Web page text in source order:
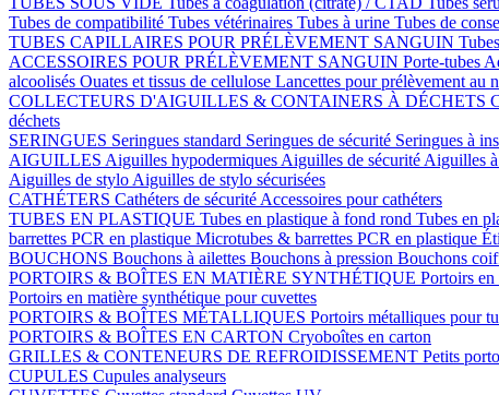
Tubes de compatibilité Tubes vétérinaires Tubes à urine Tubes de
TUBES CAPILLAIRES POUR PRÉLÈVEMENT SANGUIN
ACCESSOIRES POUR PRÉLÈVEMENT SANGUIN Porte-tubes
alcoolisés Ouates et tissus de cellulose Lancettes pour prélèvement au
COLLECTEURS D'AIGUILLES & CONTAINERS À DÉCHETS
déchets
SERINGUES Seringues standard Seringues de sécurité Seringues à
AIGUILLES Aiguilles hypodermiques Aiguilles de sécurité Aiguilles
Aiguilles de stylo Aiguilles de stylo sécurisées
CATHÉTERS Cathéters de sécurité Accessoires pour cathéters
TUBES EN PLASTIQUE Tubes en plastique à fond rond Tubes en
barrettes PCR en plastique Microtubes & barrettes PCR en plastique
BOUCHONS Bouchons à ailettes Bouchons à pression Bouchons
PORTOIRS & BOÎTES EN MATIÈRE SYNTHÉTIQUE Portoirs en
Portoirs en matière synthétique pour cuvettes
PORTOIRS & BOÎTES MÉTALLIQUES Portoirs métalliques pour
PORTOIRS & BOÎTES EN CARTON Cryoboîtes en carton
GRILLES & CONTENEURS DE REFROIDISSEMENT Petits
CUPULES Cupules analyseurs